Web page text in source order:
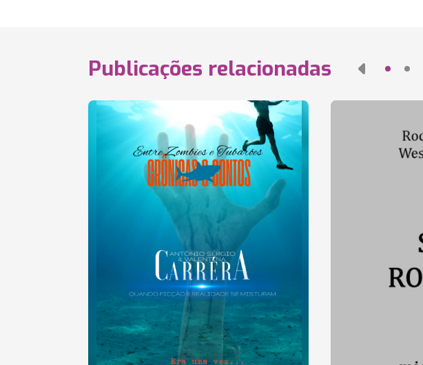
Publicações relacionadas